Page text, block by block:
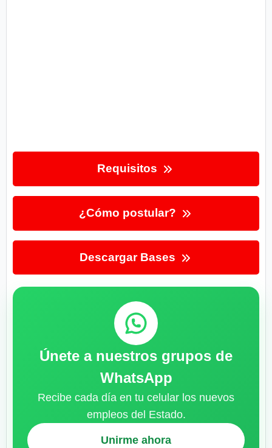
Requisitos
¿Cómo postular?
Descargar Bases
Únete a nuestros grupos de
WhatsApp
Recibe cada día en tu celular los nuevos
empleos del Estado.
Unirme ahora